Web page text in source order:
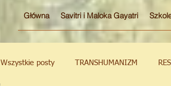
Główna Savitri i Maloka Gayatri
Wszystkie posty TRANSHUMANIZM